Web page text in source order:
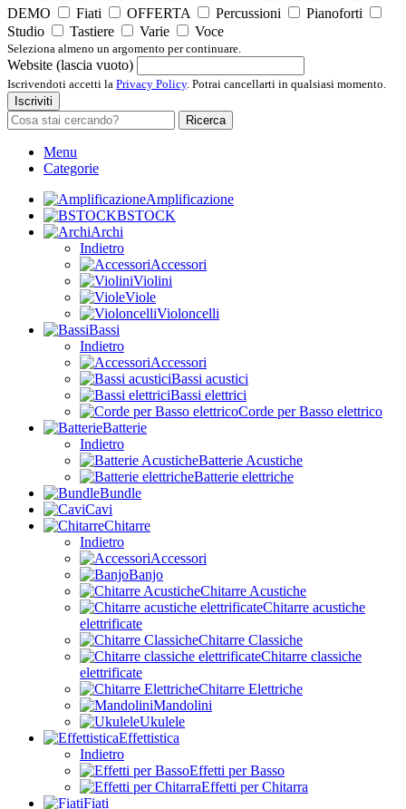
DEMO
Fiati OFFERTA Percussioni
Pianoforti
Studio
Tastiere Varie Voce
Seleziona almeno un argomento per continuare.
Website (lascia vuoto)
Iscrivendoti accetti la Privacy Policy. Potrai cancellarti in qualsiasi momento.
Iscriviti
Ricerca
Menu
Categorie
Amplificazione
BSTOCK
Archi
Indietro
Accessori
Violini
Viole
Violoncelli
Bassi
Indietro
Accessori
Bassi acustici
Bassi elettrici
Corde per Basso elettrico
Batterie
Indietro
Batterie Acustiche
Batterie elettriche
Bundle
Cavi
Chitarre
Indietro
Accessori
Banjo
Chitarre Acustiche
Chitarre acustiche
elettrificate
Chitarre Classiche
Chitarre classiche
elettrificate
Chitarre Elettriche
Mandolini
Ukulele
Effettistica
Indietro
Effetti per Basso
Effetti per Chitarra
Fiati